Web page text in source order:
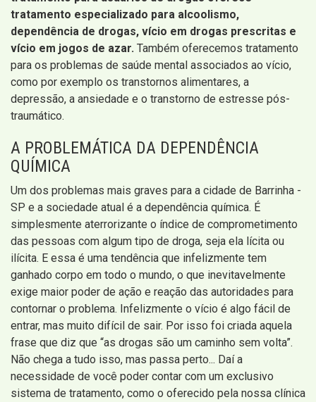
tratamento especializado para alcoolismo,
dependência de drogas, vício em drogas prescritas e
vício em jogos de azar. Também oferecemos tratamento
para os problemas de saúde mental associados ao vício,
como por exemplo os transtornos alimentares, a
depressão, a ansiedade e o transtorno de estresse pós-
traumático.
A PROBLEMÁTICA DA DEPENDÊNCIA
QUÍMICA
Um dos problemas mais graves para a cidade de Barrinha -
SP e a sociedade atual é a dependência química. É
simplesmente aterrorizante o índice de comprometimento
das pessoas com algum tipo de droga, seja ela lícita ou
ilícita. E essa é uma tendência que infelizmente tem
ganhado corpo em todo o mundo, o que inevitavelmente
exige maior poder de ação e reação das autoridades para
contornar o problema. Infelizmente o vício é algo fácil de
entrar, mas muito difícil de sair. Por isso foi criada aquela
frase que diz que “as drogas são um caminho sem volta”.
Não chega a tudo isso, mas passa perto... Daí a
necessidade de você poder contar com um exclusivo
sistema de tratamento, como o oferecido pela nossa clínica